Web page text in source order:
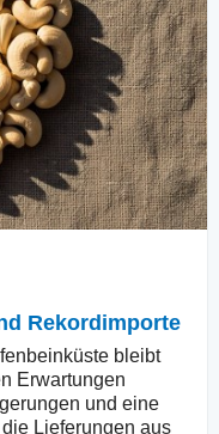
Rekordimporte
bleibt
Erwartungen
und eine
Lieferungen aus